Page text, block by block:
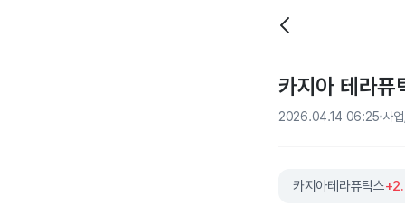
카지아 테라
2026.04.14 06:25 사
카지아테라퓨틱스